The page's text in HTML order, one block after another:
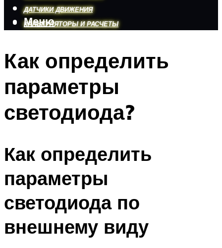
ДАТЧИКИ ДВИЖЕНИЯ
КАЛЬКУЛЯТОРЫ И РАСЧЕТЫ
Меню
Меню
Как определить
параметры
светодиода?
Как определить
параметры
светодиода по
внешнему виду